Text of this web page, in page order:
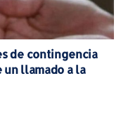
de contingencia
llamado a la